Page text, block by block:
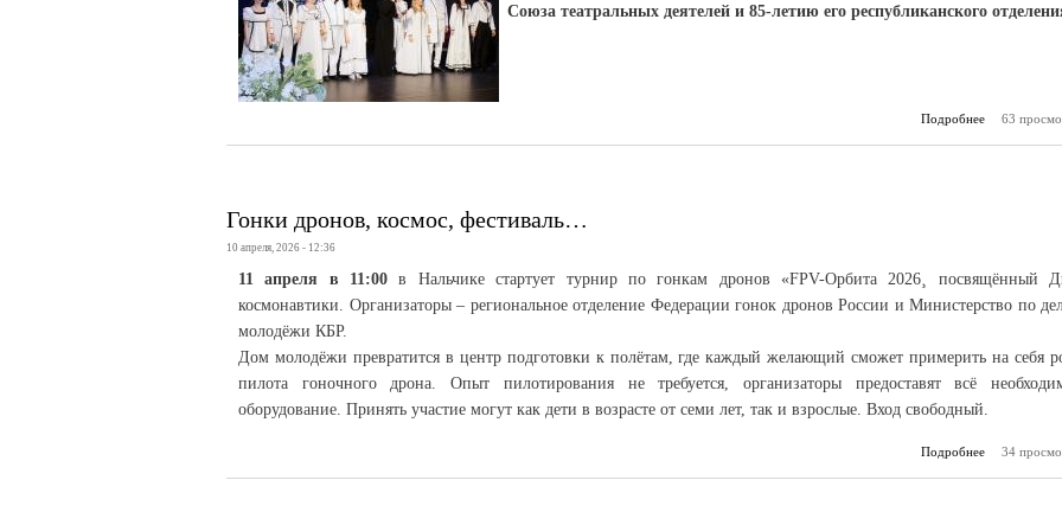
Союза театральных деятелей и 85-летию его республиканского
Подробнее
о Пусть
63
Гонки дронов, космос, фестиваль…
10 апреля, 2026 - 12:36
11 апреля в 11:00 в Нальчике стартует турнир по гонкам дронов «FPV-Орбита 2026¸ посвящённый
космонавтики. Организаторы – региональное отделение Федерации гонок дронов России и Министерство по
молодёжи КБР.
Дом молодёжи превратится в центр подготовки к полётам, где каждый желающий сможет примерить на себя
пилота гоночного дрона. Опыт пилотирования не требуется, организаторы предоставят всё
оборудование. Принять участие могут как дети в возрасте от семи лет, так и взрослые. Вход свободный.
Подробнее
о
34